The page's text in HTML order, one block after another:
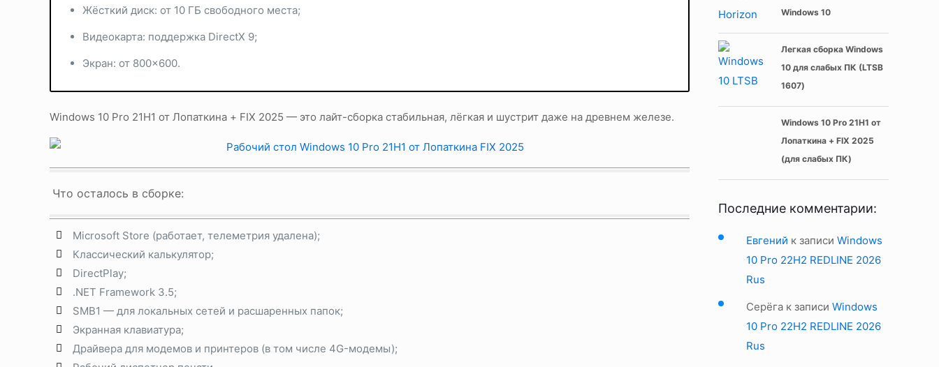
Жёсткий диск: от 10 ГБ свободного места;
Видеокарта: поддержка DirectX 9;
Экран: от 800×600.
Windows 10 Pro 21H1 от Лопаткина + FIX 2025 — это лайт-сборка стабильная, лёгкая и шустрит даже на древнем железе.
Что осталось в сборке:
Microsoft Store (работает, телеметрия удалена);
Классический калькулятор;
DirectPlay;
.NET Framework 3.5;
SMB1 — для локальных сетей и расшаренных папок;
Экранная клавиатура;
Драйвера для модемов и принтеров (в том числе 4G-модемы);
Windows 10
Легкая сборка Windows
10 для слабых ПК (LTSB
1607)
Windows 10 Pro 21H1 от
Лопаткина + FIX 2025
(для слабых ПК)
Последние комментарии:
Евгений к записи Windows
10 Pro 22H2 REDLINE 2026
Rus
Серёгак записи Windows
10 Pro 22H2 REDLINE 2026
Rus